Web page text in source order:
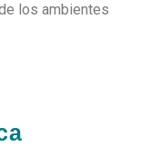
los ambientes